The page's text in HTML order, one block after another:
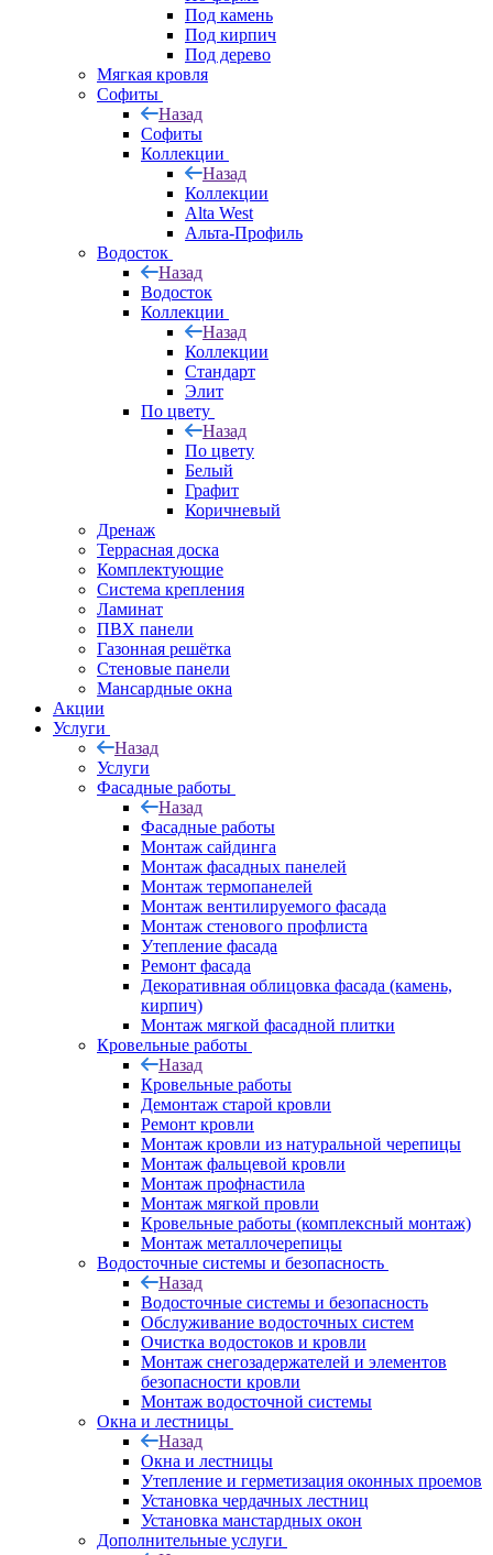
Под камень
Под кирпич
Под дерево
Мягкая кровля
Софиты
Назад
Софиты
Коллекции
Назад
Коллекции
Alta West
Альта-Профиль
Водосток
Назад
Водосток
Коллекции
Назад
Коллекции
Стандарт
Элит
По цвету
Назад
По цвету
Белый
Графит
Коричневый
Дренаж
Террасная доска
Комплектующие
Система крепления
Ламинат
ПВХ панели
Газонная решётка
Стеновые панели
Мансардные окна
Акции
Услуги
Назад
Услуги
Фасадные работы
Назад
Фасадные работы
Монтаж сайдинга
Монтаж фасадных панелей
Монтаж термопанелей
Монтаж вентилируемого фасада
Монтаж стенового профлиста
Утепление фасада
Ремонт фасада
Декоративная облицовка фасада (камень,
кирпич)
Монтаж мягкой фасадной плитки
Кровельные работы
Назад
Кровельные работы
Демонтаж старой кровли
Ремонт кровли
Монтаж кровли из натуральной черепицы
Монтаж фальцевой кровли
Монтаж профнастила
Монтаж мягкой провли
Кровельные работы (комплексный монтаж)
Монтаж металлочерепицы
Водосточные системы и безопасность
Назад
Водосточные системы и безопасность
Обслуживание водосточных систем
Очистка водостоков и кровли
Монтаж снегозадержателей и элементов
безопасности кровли
Монтаж водосточной системы
Окна и лестницы
Назад
Окна и лестницы
Утепление и герметизация оконных проемов
Установка чердачных лестниц
Установка манстардных окон
Дополнительные услуги